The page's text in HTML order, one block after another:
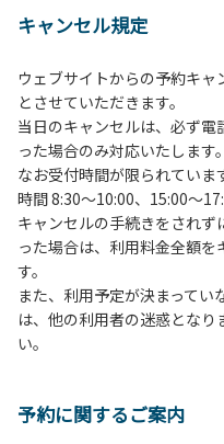
２、中学生以下だけでの利
３、テントサイト（多目
予約いただいた方のみで、
基本的に、テント1張りに
管理棟にてチェックインの
時前にお越しの方は、午
続きを行ってください。午
手続きを行ってください。
４、車両は、荷物の積み
ださい。
５、チェックアウトは、
午後5時まで）です。チェ
方や使用人数が増えた場合
ら午前10時までの間にゴ
キャンセル規定
ウェブサイトからの予約キ
とさせていただきます。
当日のキャンセルは、必ず
った場合のみ対応いたします。
なお受付時間が限られてい
時間 8:30～10:00、15:00～
キャンセルの手続きをされ
った場合は、利用料金全額
す。
また、利用予定が決まって
は、他の利用者の迷惑とな
い。
予約に関するご案内